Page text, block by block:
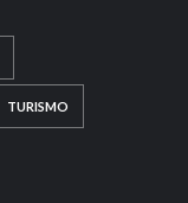
TURISMO